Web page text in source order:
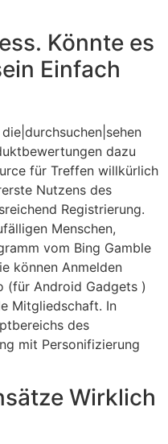
Könnte es
Einfach
dazu
für Treffen willkürlich
Nutzens des
Registrierung.
Menschen,
vom Bing Gamble
können Anmelden
(für Android Gadgets )
Mitgliedschaft. In
des
mit Personifizierung
Wirklich